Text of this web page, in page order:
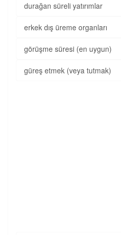
durağan süreli yatırımlar
erkek dış üreme organları
görüşme süresi (en uygun)
güreş etmek (veya tutmak)